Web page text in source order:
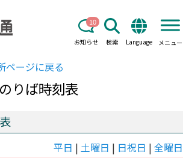
お知らせ
10
検索 Language メニュー
ページに戻る
のりば時刻表
平日 | 土曜日 | 日祝日 | 全曜日